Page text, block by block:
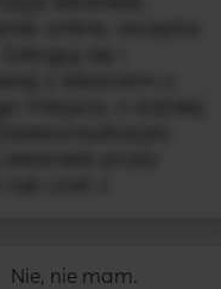
Nie, nie mam.